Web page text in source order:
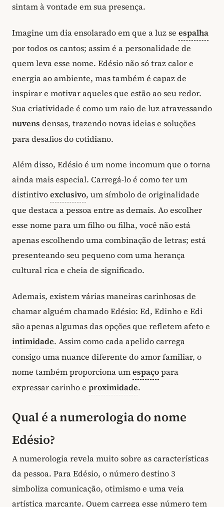
sintam à vontade em sua presença.
Imagine um dia ensolarado em que a luz se espalha
por todos os cantos; assim é a personalidade de
quem leva esse nome. Edésio não só traz calor e
energia ao ambiente, mas também é capaz de
inspirar e motivar aqueles que estão ao seu redor.
Sua criatividade é como um raio de luz atravessando
nuvens densas, trazendo novas ideias e soluções
para desafios do cotidiano.
Além disso, Edésio é um nome incomum que o torna
ainda mais especial. Carregá-lo é como ter um
distintivoexclusivo, um símbolo de originalidade
que destaca a pessoa entre as demais. Ao escolher
esse nome para um filho ou filha, você não está
apenas escolhendo uma combinação de letras; está
presenteando seu pequeno com uma herança
cultural rica e cheia de significado.
Ademais, existem várias maneiras carinhosas de
chamar alguém chamado Edésio: Ed, Edinho e Edi
são apenas algumas das opções que refletem afeto e
intimidade. Assim como cada apelido carrega
consigo uma nuance diferente do amor familiar, o
nome também proporciona umespaçopara
expressar carinho e proximidade.
Qual é a numerologia do nome
Edésio?
A numerologia revela muito sobre as características
da pessoa. Para Edésio, o número destino 3
simboliza comunicação, otimismo e uma veia
artística marcante. Quem carrega esse número tem